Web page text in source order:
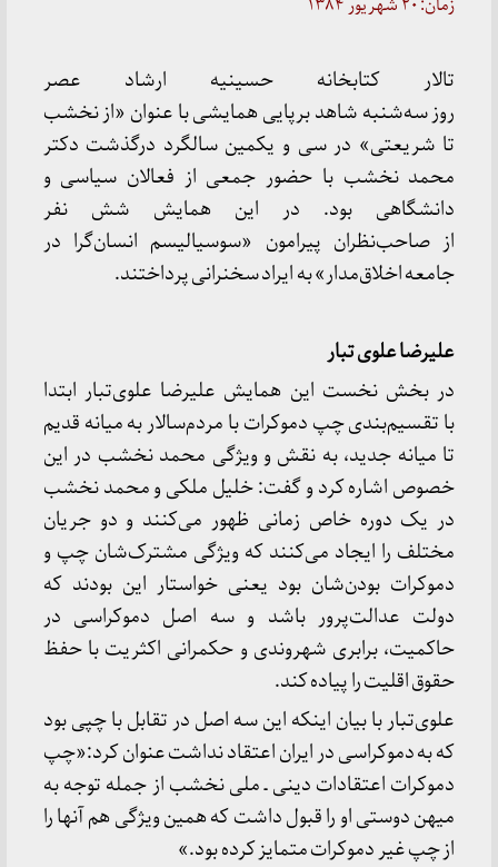
تالار کتابخانه حسینیه ارشاد عصر
روز سه‌شنبه‌‌ شاهد برپایی همایشی با عنوان «از نخشب
تا شریعتی» در سی و یکمین سالگرد درگذشت دکتر
محمد نخشب با حضور جمعی از فعالان سیاسی و
دانشگاهی بود. در این همایش شش نفر
از صاحب‌نظران پیرامون «سوسیالیسم انسان‌گرا در
جامعه اخلاق‌مدار» به ایراد سخنرانی پرداختند.
علیرضا علوی تبار
در بخش نخست این همایش علیرضا علوی‌تبار ابتدا
با تقسیم‌بندی چپ دموکرات با مردم‌سالار به میانه قدیم
تا میانه جدید، به نقش و ویژگی محمد نخشب در این
خصوص اشاره کرد و گفت: خلیل ملکی و محمد نخشب
در یک دوره خاص زمانی ظهور می‌کنند و دو جریان
مختلف را ایجاد می‌کنند که ویژگی مشترک‌شان چپ و
دموکرات بودن‌شان بود یعنی خواستار این بودند که
دولت عدالت‌پرور باشد و سه اصل دموکراسی در
حاکمیت، برابری شهروندی و حکمرانی اکثریت با حفظ
حقوق اقلیت را پیاده کند.
علوی‌تبار با بیان اینکه این سه اصل در تقابل با چپی بود
که به دموکراسی در ایران اعتقاد نداشت عنوان کرد:«چپ
دموکرات اعتقادات دینی ـ ملی نخشب از جمله توجه به
میهن دوستی او را قبول داشت که همین ویژگی هم آنها را
از چپ غیر دموکرات متمایز کرده بود.»